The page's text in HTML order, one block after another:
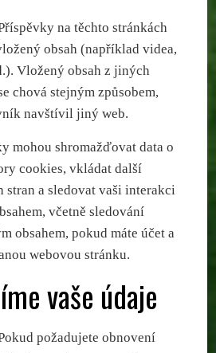
na těchto stránkách
obsah (například videa,
Vložený obsah z jiných
chová stejným způsobem,
navštívil jiný web.
mohou shromažďovat data o
cookies, vkládat další
stran a sledovat vaši interakci
včetně sledování
obsahem, pokud máte účet a
webovou stránku.
vaše údaje
požadujete obnovení